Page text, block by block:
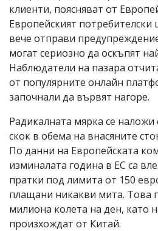
клиенти, поясняват от
Европейският
вече отправи
могат сериозно да оскъпят
Наблюдатели на пазара
от популярните онлайн
започнали да вървят нагоре.
Радикалната мярка се наложи
скок в обема на внасяните
По данни на Европейската
изминалата година в ЕС са
пратки под лимита от 150
плащани никакви мита. Това
милиона колета на ден, като
произхождат от Китай.